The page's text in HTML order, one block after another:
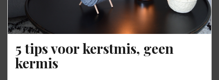
5 tips voor kerstmis, geen
kermis